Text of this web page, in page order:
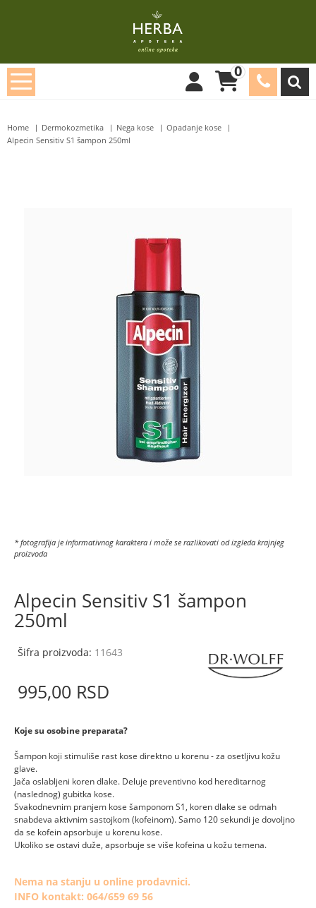
0
Home Dermokozmetika Nega kose
Opadanje kose
Alpecin Sensitiv S1 šampon 250ml
* fotografija je informativnog karaktera i može se razlikovati od izgleda krajnjeg
proizvoda
Alpecin Sensitiv S1 šampon
250ml
Šifra proizvoda: 11643
995,00 RSD
Koje su osobine preparata?
Šampon koji stimuliše rast kose direktno u korenu - za osetljivu kožu
glave.
Jača oslabljeni koren dlake. Deluje preventivno kod hereditarnog
(naslednog) gubitka kose.
Svakodnevnim pranjem kose šamponom S1, koren dlake se odmah
snabdeva aktivnim sastojkom (kofeinom). Samo 120 sekundi je dovoljno
da se kofein apsorbuje u korenu kose.
Ukoliko se ostavi duže, apsorbuje se više kofeina u kožu temena.
Nema na stanju u online prodavnici.
INFO kontakt: 064/659 69 56